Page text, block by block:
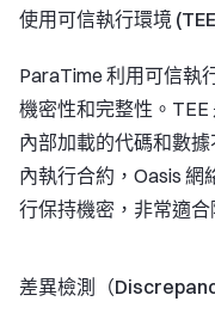
使用可信執行環境
ParaTime 利用可信執
機密性和完整性。
內部加載的代碼和數
內執行合約，Oasis 網
行保持機密，非常適
差異檢測（